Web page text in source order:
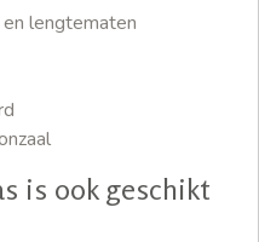
lengtematen
is ook geschikt